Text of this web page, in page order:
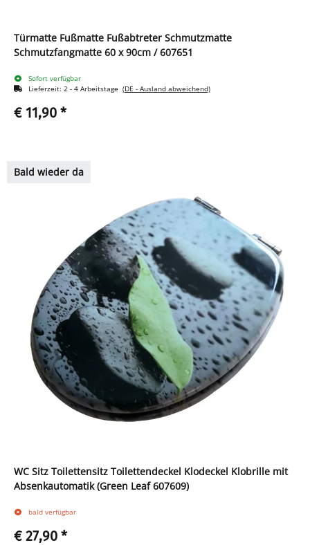
Türmatte Fußmatte Fußabtreter Schmutzmatte
Schmutzfangmatte 60 x 90cm / 607651
Sofort verfügbar
Lieferzeit: 2 - 4 Arbeitstage (DE - Ausland abweichend)
€ 11,90 *
Bald wieder da
WC Sitz Toilettensitz Toilettendeckel Klodeckel Klobrille mit
Absenkautomatik (Green Leaf 607609)
bald verfügbar
€ 27,90 *